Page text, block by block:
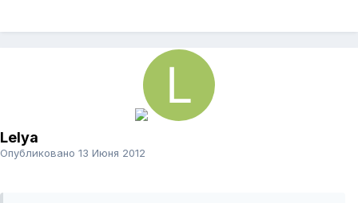
Lelya
Опубликовано 13 Июня 2012